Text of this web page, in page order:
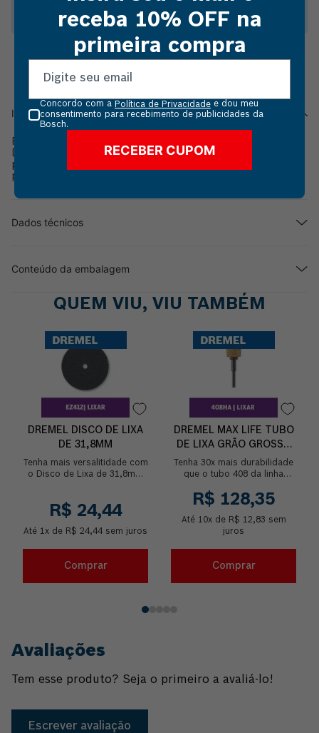
vidro, laminados e plástico.
Informações do produto
Perfile com facilidade e tenha riqueza de detalhes com o
Dremel Disco Para Perfilar De 31,8mm (Modelo 801). Ideal
para ser aplicado em madeira, fibra de vidro, laminados e
plástico.
Dados técnicos
Conteúdo da embalagem
QUEM VIU, VIU TAMBÉM
DREMEL DISCO DE LIXA
DE 31,8MM
Tenha mais versalitidade com
o Disco de Lixa de 31,8mm
contornos e b...
R$ 24,44
Até 1x de R$ 24,44 sem juros
Comprar
DREMEL MAX LIFE TUBO
DE LIXA GRÃO GROSSO
408HP
Tenha 30x mais durabilidade
que o tubo 408 da linha
Life. Faça acabamentos de
forma perfeita com...
R$ 128,35
Até 10x de R$ 12,83 sem
juros
Comprar
Avaliações
Tem esse produto? Seja o primeiro a avaliá-lo!
Escrever avaliação
receba 10% OFF na
primeira compra
Concordo com a Política de Privacidade e dou meu
consentimento para recebimento de publicidades da
Bosch.
RECEBER CUPOM